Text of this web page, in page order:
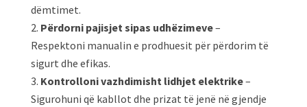
dëmtimet.
Përdorni pajisjet sipas udhëzimeve–
Respektoni manualin e prodhuesit për përdorim të
sigurt dhe efikas.
Kontrolloni vazhdimisht lidhjet elektrike–
Sigurohuni që kabllot dhe prizat të jenë në gjendje